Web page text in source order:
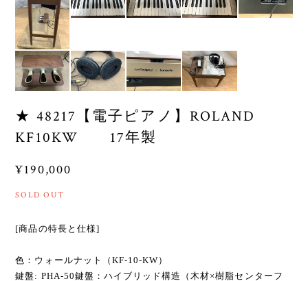
★ 48217【電子ピアノ】ROLAND
KF10KW 17年製
¥190,000
SOLD OUT
[商品の特長と仕様]
色：ウォールナット（KF-10-KW）
鍵盤: PHA-50鍵盤：ハイブリッド構造（木材×樹脂センターフ